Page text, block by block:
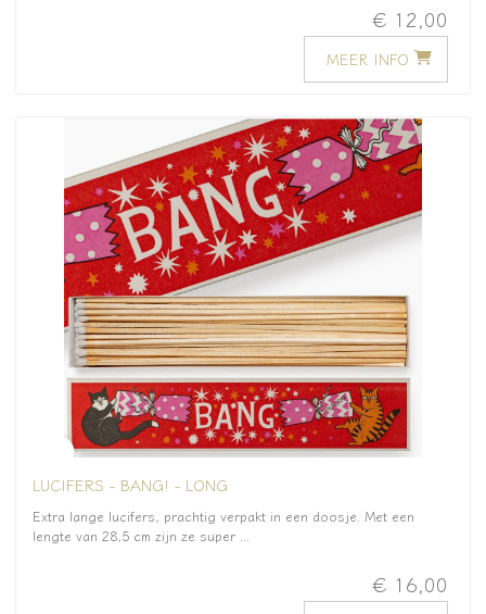
€ 12,00
MEER INFO
LUCIFERS - BANG! - LONG
Extra lange lucifers, prachtig verpakt in een doosje. Met een
lengte van 28,5 cm zijn ze super ...
€ 16,00